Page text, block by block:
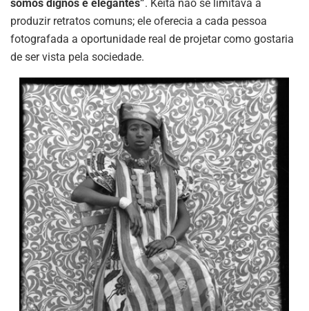
somos dignos e elegantes”. Keïta não se limitava a
produzir retratos comuns; ele oferecia a cada pessoa
fotografada a oportunidade real de projetar como gostaria
de ser vista pela sociedade.